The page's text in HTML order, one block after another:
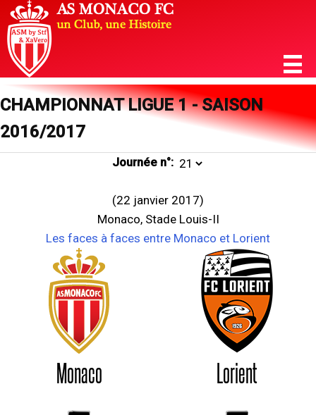
CHAMPIONNAT LIGUE 1 - SAISON
2016/2017
Journée n°:
(22 janvier 2017)
Monaco, Stade Louis-II
Les faces à faces entre Monaco et Lorient
Monaco Lorient